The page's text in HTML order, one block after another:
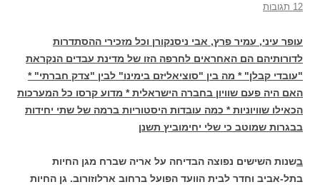
12 תגובות
עופר עיני, עמיר פרץ, אבי ניסנקורן וכל מזכירי ההסתדרות
לדורותיהם הם האחראים לחרפה הזו של מדינת עבדים הנקראת
"עובדי קבלן" * מה בין "סוציאליזם בימינו" לבין "צדק חברתי" *
האם היה פעם שוויון בחברה הישראלית * מדוע קרסו כל המערכות
הכאילו שוויוניות * כמה עובדות היסטוריות ברמה של שתי יחידות
בבגרות שמוטב כי שלי יחימוביץ תשנן
בשנות השישים נפוצה הבדיחה על אריה שברח מגן החיות
בתל-אביב וחדר לבית הוועד הפועל ברחוב ארלוזורוב. גן החיות